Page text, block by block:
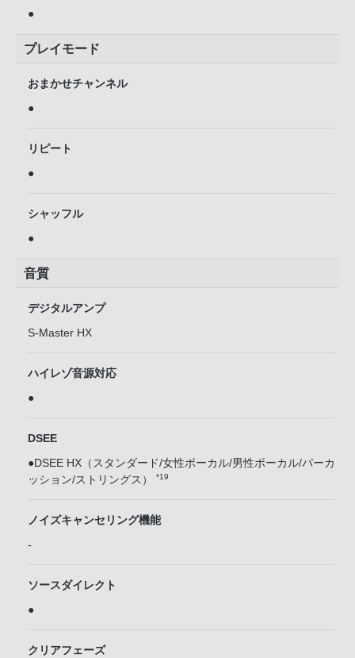
●
プレイモード
おまかせチャンネル
●
リピート
●
シャッフル
●
音質
デジタルアンプ
S-Master HX
ハイレゾ音源対応
●
DSEE
●DSEE HX（スタンダード/女性ボーカル/男性ボーカル/パーカ
ッション/ストリングス）
*19
ノイズキャンセリング機能
-
ソースダイレクト
●
クリアフェーズ